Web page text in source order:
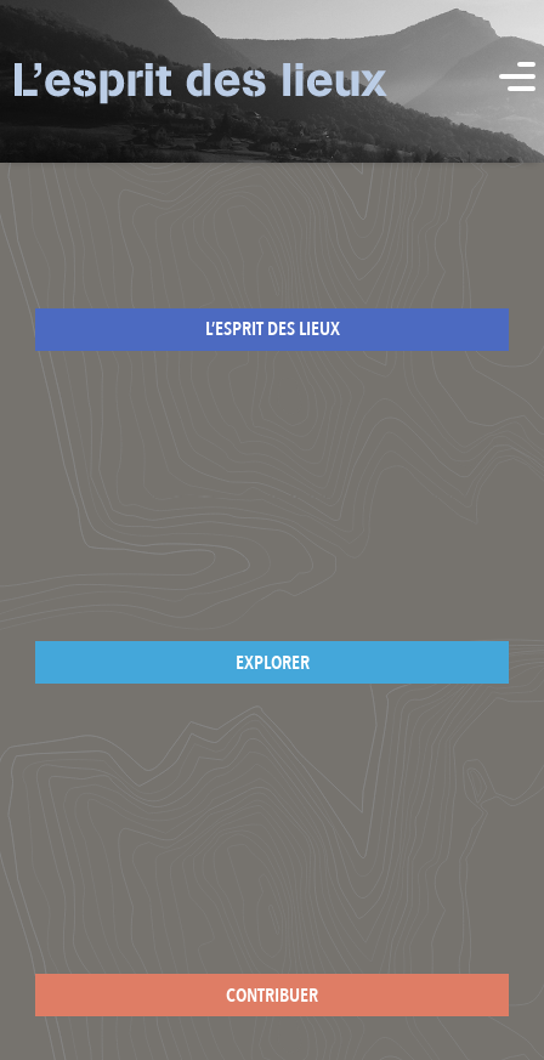
L’ESPRIT DES LIEUX
EXPLORER
CONTRIBUER